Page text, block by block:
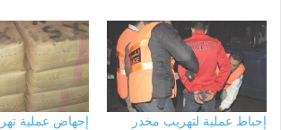
إحباط عملية لتهريب مخدر
إجهاض عملية